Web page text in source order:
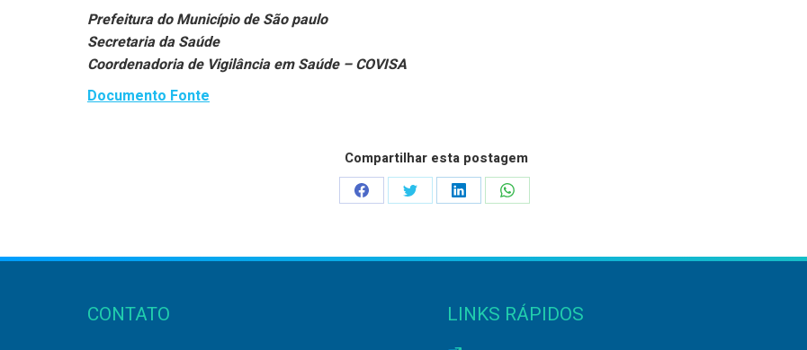
Prefeitura do Município de São paulo
Secretaria da Saúde
Coordenadoria de Vigilância em Saúde – COVISA
Documento Fonte
Compartilhar esta postagem
Share
Facebook
Share
Twitter
Share
LinkedIn
Share
WhatsApp
CONTATO LINKS RÁPIDOS